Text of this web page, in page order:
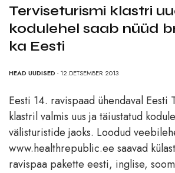
Terviseturismi klastri
kodulehel saab nüüd
ka Eesti
HEAD UUDISED - 12.DETSEMBER 2013
Eesti 14. ravispaad ühendaval Eesti
klastril valmis uus ja täiustatud
välisturistide jaoks. Loodud
www.healthrepublic.ee saavad
ravispaa pakette eesti, inglise,